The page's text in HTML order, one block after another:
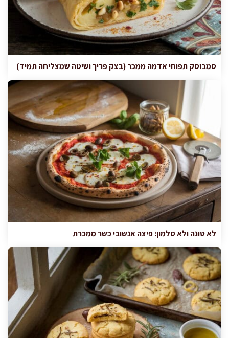
סמבוסק תפוחי אדמה ממכר (בצק פריך ושיטה שמצליחה תמיד)
לא טונה ולא סלמון: פיצה אנשובי כשר ממכרת